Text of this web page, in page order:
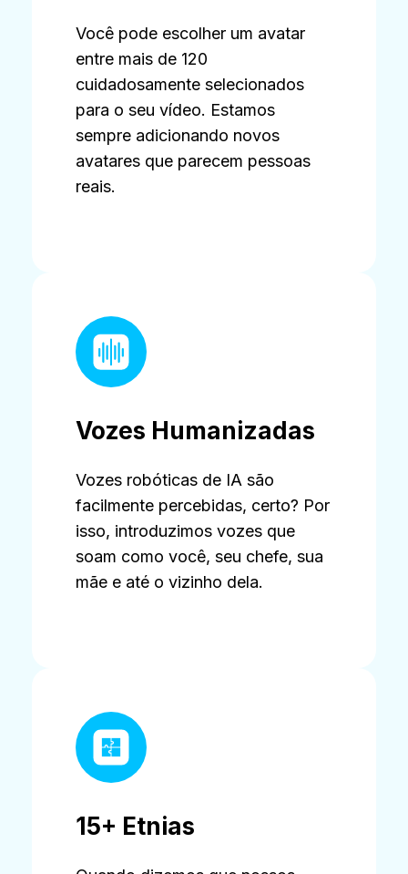
Você pode escolher um avatar
entre mais de 120
cuidadosamente selecionados
para o seu vídeo. Estamos
sempre adicionando novos
avatares que parecem pessoas
reais.
Vozes Humanizadas
Vozes robóticas de IA são
facilmente percebidas, certo? Por
isso, introduzimos vozes que
soam como você, seu chefe, sua
mãe e até o vizinho dela.
15+ Etnias